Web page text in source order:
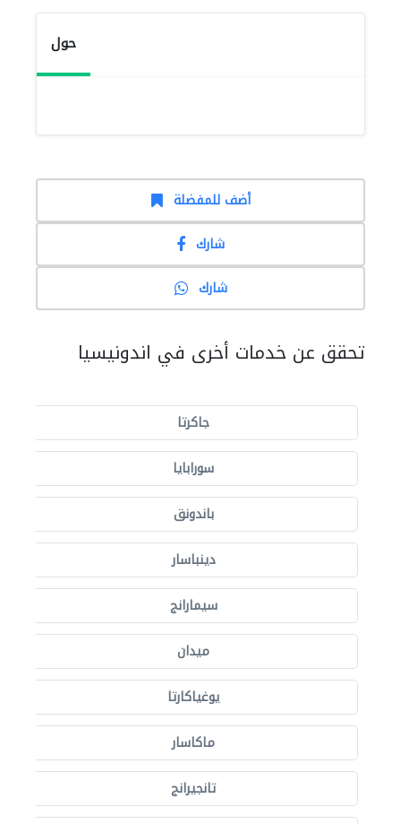
حول
أضف للمفضلة
شارك
شارك
تحقق عن خدمات أخرى في اندونيسيا
جاكرتا
سورابايا
باندونق
دينباسار
سيمارانج
ميدان
يوغياكارتا
ماكاسار
تانجيرانج